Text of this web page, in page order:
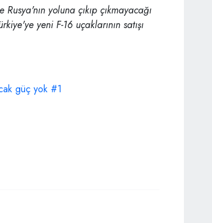
yoluna çıkıp çıkmayacağı
yeni F-16 uçaklarının satışı